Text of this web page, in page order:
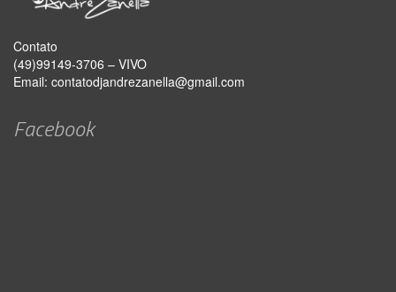
Contato
(49)99149-3706 – VIVO
Email: contatodjandrezanella@gmail.com
Facebook